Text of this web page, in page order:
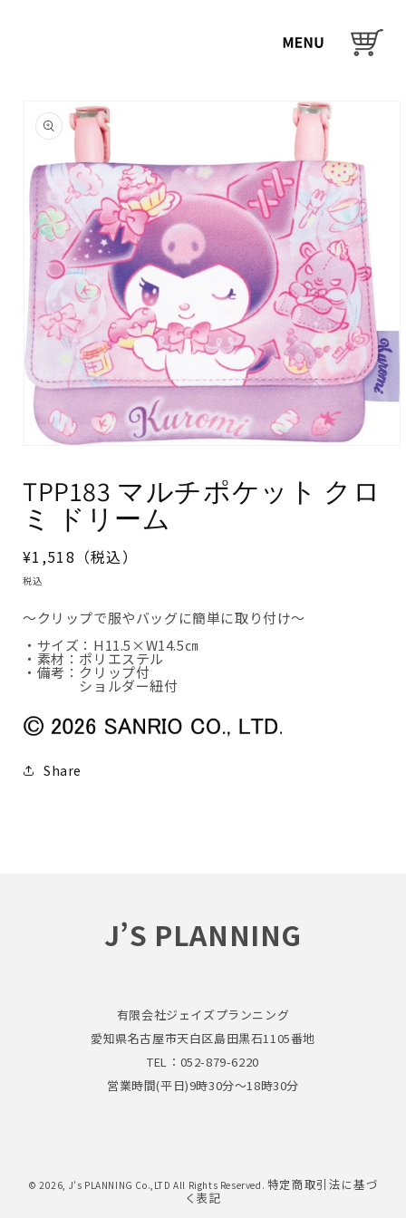
カ
ー
ト
報にス
キップ
ル
で
メ
デ
ア
(1)
を
く
TPP183 マルチポケット クロ
ミ ドリーム
通
常
格
¥1,518（税込）
税込
～クリップで服やバッグに簡単に取り付け～
・サイズ：H11.5×W14.5㎝
・素材：ポリエステル
・備考：クリップ付
ショルダー紐付
Share
J’S PLANNING
有限会社ジェイズプランニング
愛知県名古屋市天白区島田黒石1105番地
TEL：052-879-6220
営業時間(平日)9時30分～18時30分
© 2026, J’s PLANNING Co.,LTDAll Rights Reserved. 特定商取引法に基づ
く表記